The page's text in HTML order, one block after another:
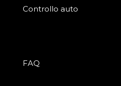
Controllo auto
FAQ